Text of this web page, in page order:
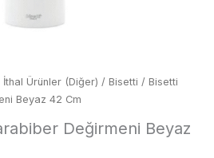
İthal Ürünler (Diğer) / Bisetti / Bisetti
Beyaz 42 Cm
Değirmeni Beyaz